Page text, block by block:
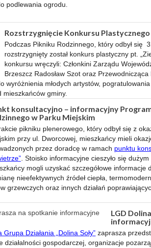
podlewania ogrodu.
Rozstrzygnięcie Konkursu Plastycznego
Podczas Pikniku Rodzinnego, który odbył się
rozstrzygnięty został konkurs plastyczny pt.
konkursu wręczyli: Członkini Zarządu
Brzeszcz Radosław Szot oraz
wyróżnienia młodych artystów,
gminy.
konsultacyjno – informacyjny
w Parku Miejskim
pikniku plenerowego, który odbył się z
przy ul. Dworcowej, mieszkańcy mieli
przez doradcę w ramach punktu
. Stoisko informacyjne cieszyło się
mogli uzyskać szczegółowe informacje
nieefektywnych źródeł ciepła,
grzewczych oraz innych działań
LGD
Grupa Działania „Dolina Soły” zaprasza
działalności gospodarczej, organizacje